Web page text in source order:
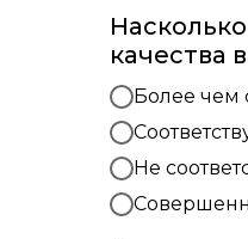
качества
Более чем
Не